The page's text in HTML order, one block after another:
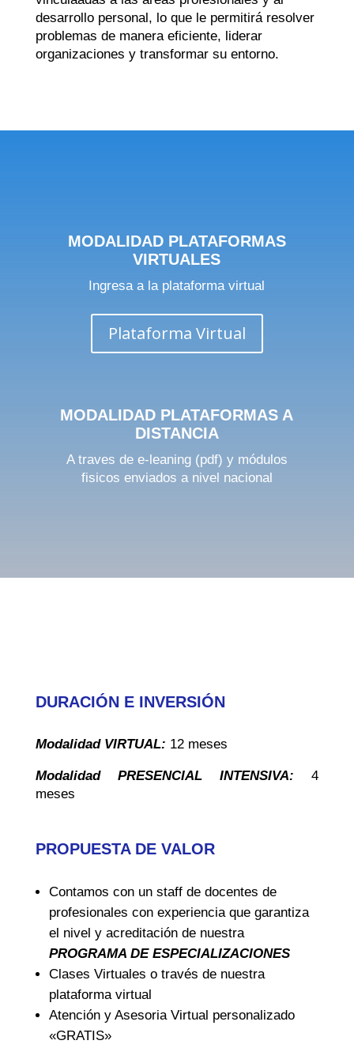
desarrollo personal, lo que le permitirá resolver
problemas de manera eficiente, liderar
organizaciones y transformar su entorno.
MODALIDAD PLATAFORMAS
VIRTUALES
Ingresa a la plataforma virtual
Plataforma Virtual
MODALIDAD PLATAFORMAS A
DISTANCIA
A traves de e-leaning (pdf) y módulos
fisicos enviados a nivel nacional
DURACIÓN E INVERSIÓN
Modalidad VIRTUAL: 12 meses
Modalidad PRESENCIAL INTENSIVA: 4
meses
PROPUESTA DE VALOR
Contamos con un staff de docentes de
profesionales con experiencia que garantiza
el nivel y acreditación de nuestra
PROGRAMA DE ESPECIALIZACIONES
Clases Virtuales o través de nuestra
plataforma virtual
Atención y Asesoria Virtual personalizado
«GRATIS»